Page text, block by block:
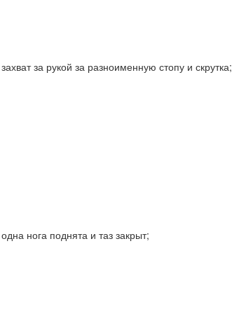
захват за рукой за разноименную стопу и скрутка;
одна нога поднята и таз закрыт;